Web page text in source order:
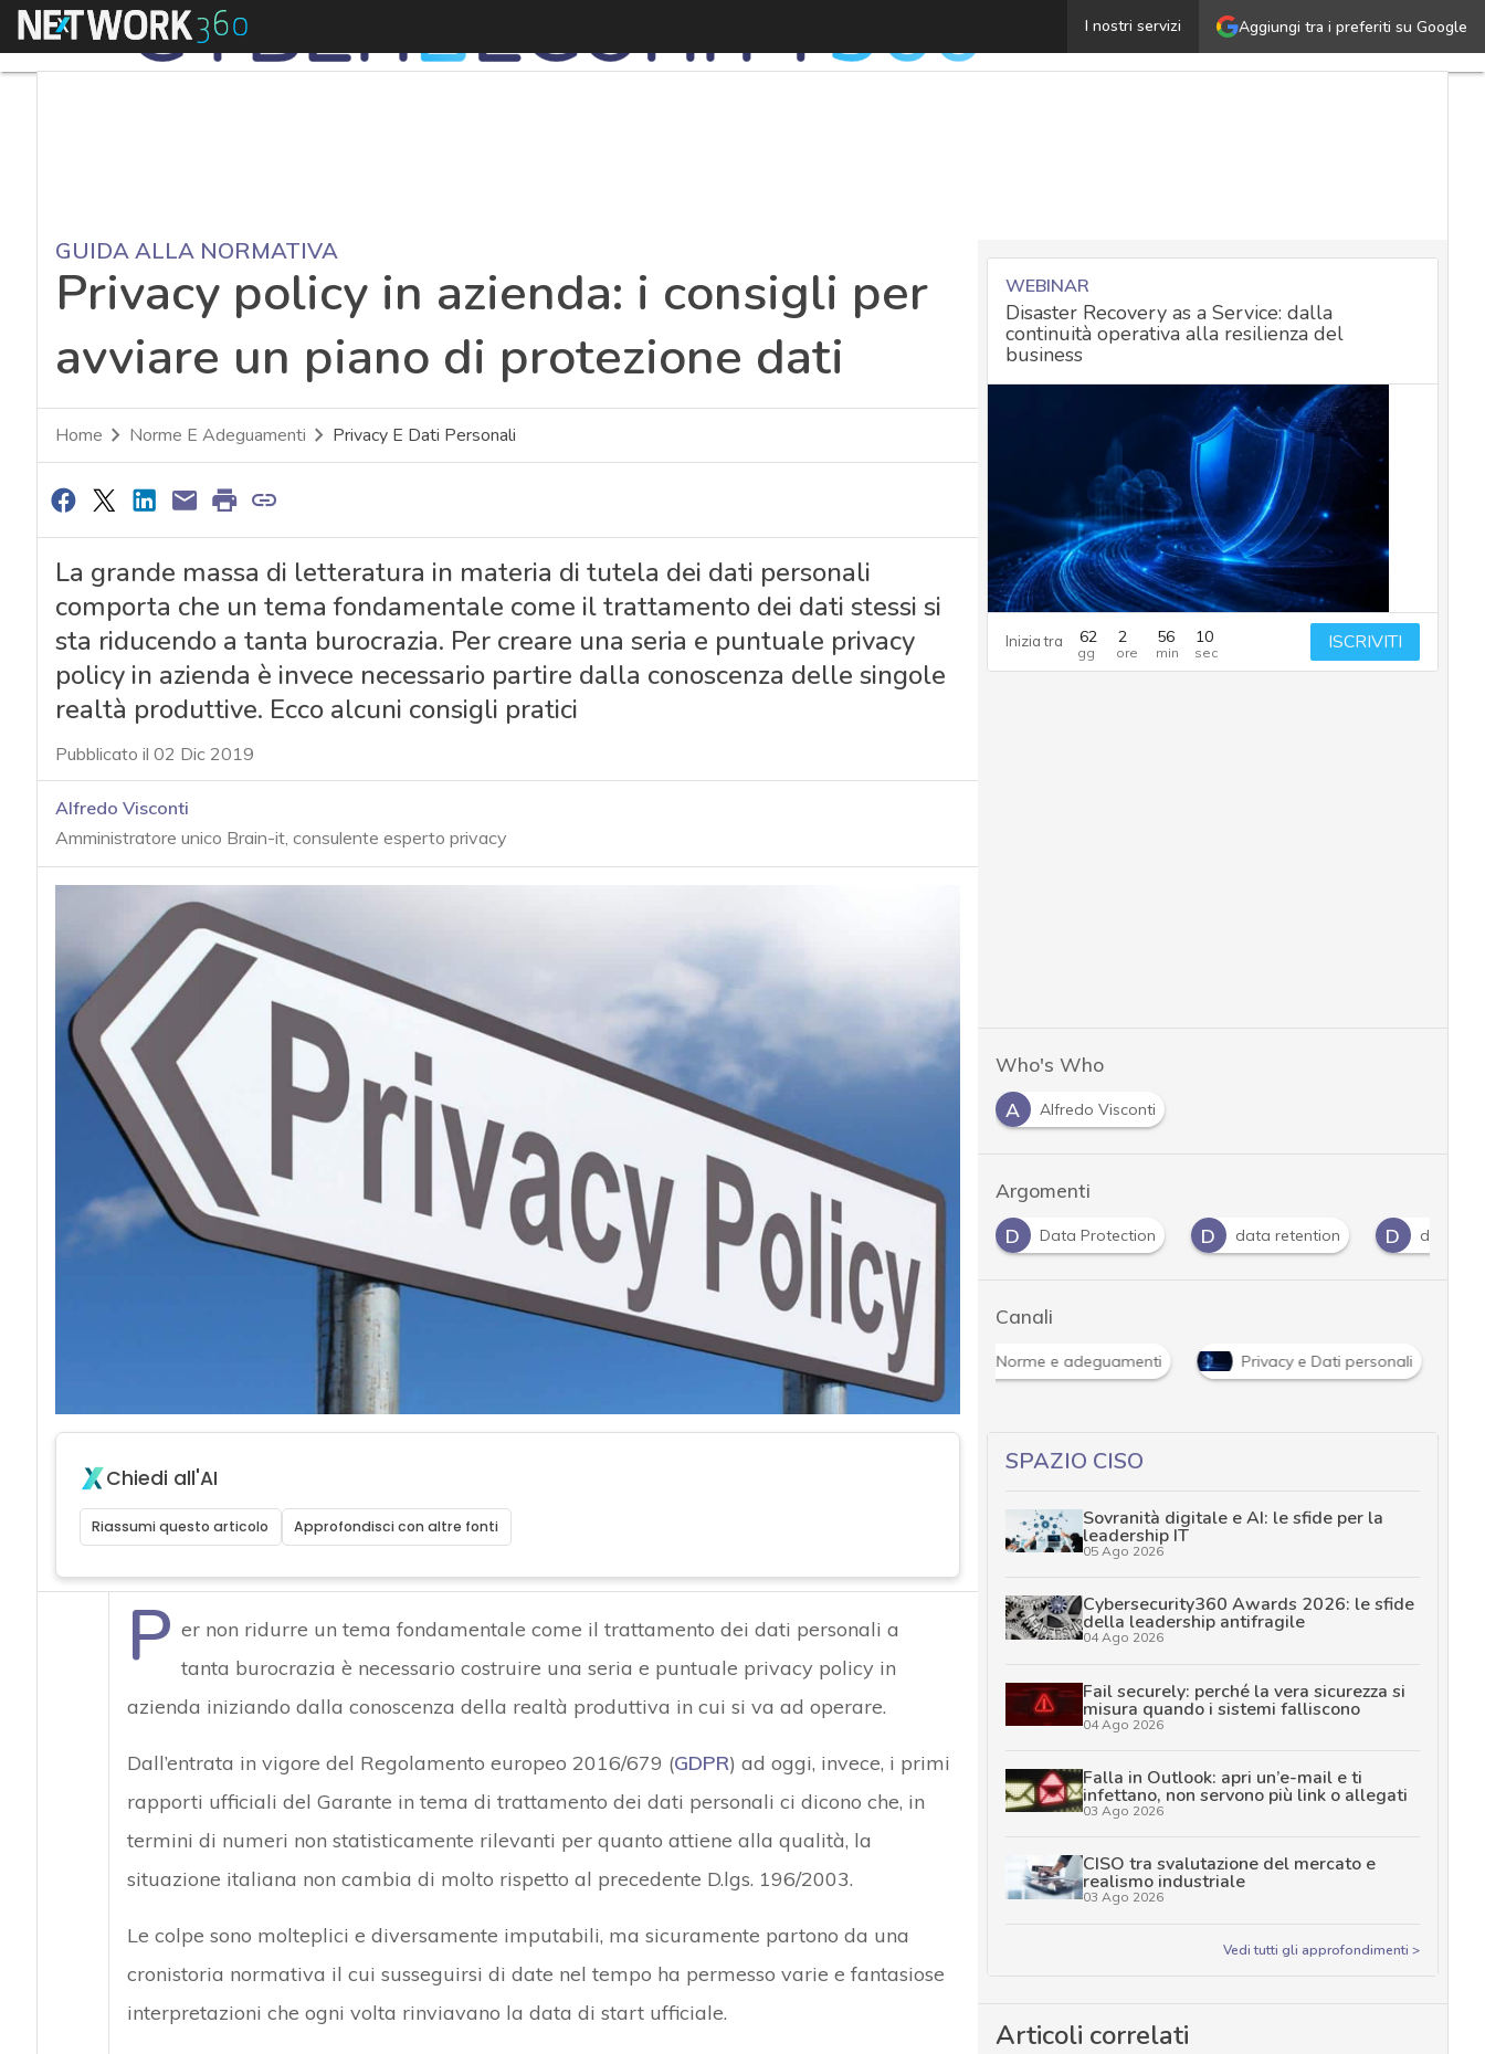
Aggiungi tra i preferiti su Google
I nostri servizi
Menu Privacy policy in azienda: i consigli per avviare un
GUIDA ALLA NORMATIVA
Privacy policy in azienda: i consigli per
avviare un piano di protezione dati
Home Norme E Adeguamenti Privacy E Dati Personali
La grande massa di letteratura in materia di tutela dei dati personali
comporta che un tema fondamentale come il trattamento dei dati stessi si
sta riducendo a tanta burocrazia. Per creare una seria e puntuale privacy
policy in azienda è invece necessario partire dalla conoscenza delle singole
realtà produttive. Ecco alcuni consigli pratici
Pubblicato il 02 Dic 2019
Alfredo Visconti
Amministratore unico Brain-it, consulente esperto privacy
Chiedi all'AI
Riassumi questo articolo Approfondisci con altre fonti
P er non ridurre un tema fondamentale come il trattamento dei dati personali a
tanta burocrazia è necessario costruire una seria e puntuale privacy policy in
azienda iniziando dalla conoscenza della realtà produttiva in cui si va ad operare.
Dall’entrata in vigore del Regolamento europeo 2016/679 (GDPR) ad oggi, invece, i primi
rapporti ufficiali del Garante in tema di trattamento dei dati personali ci dicono che, in
termini di numeri non statisticamente rilevanti per quanto attiene alla qualità, la
situazione italiana non cambia di molto rispetto al precedente D.lgs. 196/2003.
Le colpe sono molteplici e diversamente imputabili, ma sicuramente partono da una
cronistoria normativa il cui susseguirsi di date nel tempo ha permesso varie e fantasiose
interpretazioni che ogni volta rinviavano la data di start ufficiale.
WEBINAR
Disaster Recovery as a Service: dalla
continuità operativa alla resilienza del
business
Inizia tra 62 2 56 9 ISCRIVITI
Who's Who
A
Alfredo Visconti
Argomenti
A
D Data Protection D data retention D dati
Canali
Norme e adeguamenti Privacy e Dati personali
SPAZIO CISO
Sovranità digitale e AI: le sfide per la
leadership IT
05 Ago 2026
Cybersecurity360 Awards 2026: le sfide
della leadership antifragile
04 Ago 2026
Fail securely: perché la vera sicurezza si
misura quando i sistemi falliscono
04 Ago 2026
Falla in Outlook: apri un’e-mail e ti
infettano, non servono più link o allegati
03 Ago 2026
CISO tra svalutazione del mercato e
realismo industriale
03 Ago 2026
Vedi tutti gli approfondimenti >
Articoli correlati